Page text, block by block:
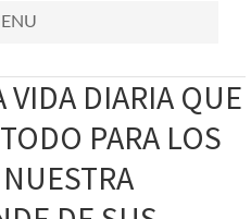
VIDA DIARIA QUE
PARA LOS